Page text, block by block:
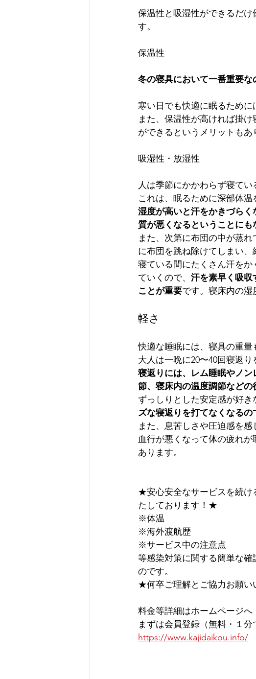
保温性と吸湿性ができるだ
す。
保温性
冬の寝具において一番重要
寒い日でも快適に眠るために
また、保温性が高ければ掛
ができるというメリットもあ
吸湿性・放湿性
人は季節にかかわらず寝てい
これは、眠るために深部体温
湿度が高いと汗をかきづら
質が悪くなるということにも
また、次第に布団の中が蒸
に布団を跳ね除けてしまい、
寝ている間にたくさん汗を
ていくので、 汗を素早く吸収
ことが重要です。寝床内の湿
軽さ
快適な睡眠には、寝具の重量
大人は一晩に20〜40回寝返り
寝返りには、レム睡眠やノ
節、寝床内の温度調節などの
ずっしりとした安定感が好き
ズな寝返りを打てなくなる
また、息苦しさや圧迫感を感
血行が悪くなって体の疲れ
あります。
★安心安全なサービスを続け
たしております！★
※体温
※海外渡航歴
※サービス中の注意点
等感染対策に関する簡単な
のです。
★何卒ご理解とご協力お願
料金等詳細はホームページへ
まずは会員登録（無料・１分
https://www.kajidaikou.info/